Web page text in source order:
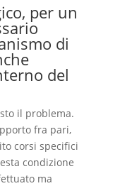
per un
di
del
il problema.
fra pari,
corsi specifici
condizione
ma